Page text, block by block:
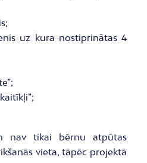
uz kura nostiprinātas 4
nav tikai bērnu atpūtas
vieta, tāpēc projektā